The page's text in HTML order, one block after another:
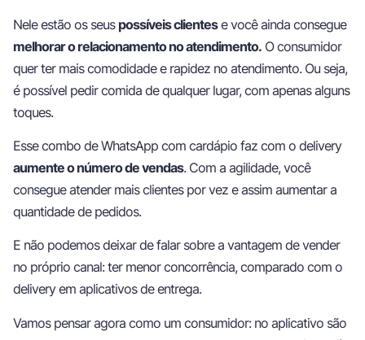
Nele estão os seus possíveis clientese você ainda consegue
melhorar o relacionamento no atendimento. O consumidor
quer ter mais comodidade e rapidez no atendimento. Ou seja,
é possível pedir comida de qualquer lugar, com apenas alguns
toques.
Esse combo de WhatsApp com cardápio faz com o delivery
aumente o número de vendas. Com a agilidade, você
consegue atender mais clientes por vez e assim aumentar a
quantidade de pedidos.
E não podemos deixar de falar sobre a vantagem de vender
no próprio canal: ter menor concorrência, comparado com o
delivery em aplicativos de entrega.
Vamos pensar agora como um consumidor: no aplicativo são